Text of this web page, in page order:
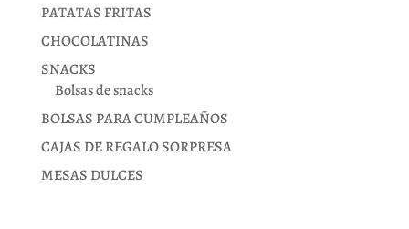
PATATAS FRITAS
CHOCOLATINAS
SNACKS
Bolsas de snacks
BOLSAS PARA CUMPLEAÑOS
CAJAS DE REGALO SORPRESA
MESAS DULCES